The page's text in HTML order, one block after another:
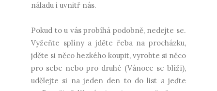
náladu i uvnitř nás.
Pokud to u vás probíhá podobně, nedejte se.
Vyžeňte splíny a jděte řeba na procházku,
jděte si něco hezkého koupit, vyrobte si něco
pro sebe nebo pro druhé (Vánoce se blíží),
udělejte si na jeden den to do list a jeďte